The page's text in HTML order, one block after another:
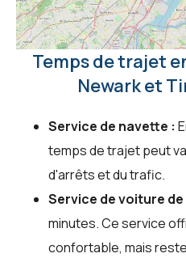
Temps de trajet
Newark et
Service de navette :
temps de trajet peut
d'arrêts et du trafic.
Service de voiture de
minutes. Ce service
confortable, mais